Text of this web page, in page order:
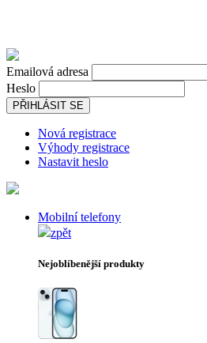
Emailová adresa
Heslo
PŘIHLÁSIT SE
Nová registrace
Výhody registrace
Nastavit heslo
Mobilní telefony
zpět
Nejoblíbenější produkty